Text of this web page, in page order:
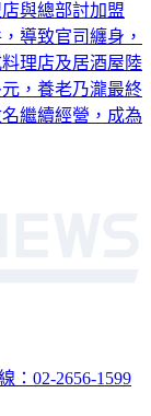
與總部討加盟
導致官司纏身，
理店及居酒屋陸
，養老乃瀧最終
繼續經營，成為
：02-2656-1599